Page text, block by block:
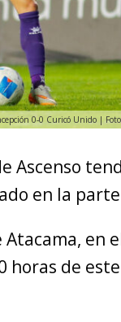
0-0 Curicó Unido |
Ascenso
en la
en
horas de